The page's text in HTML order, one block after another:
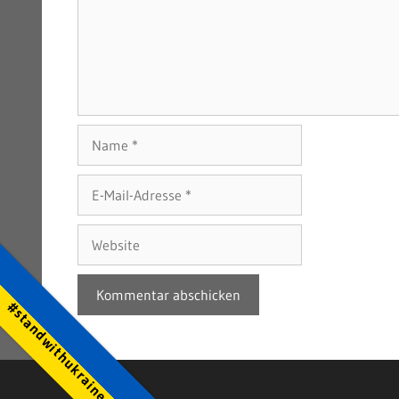
#standwithukraine
Mail-
Adresse